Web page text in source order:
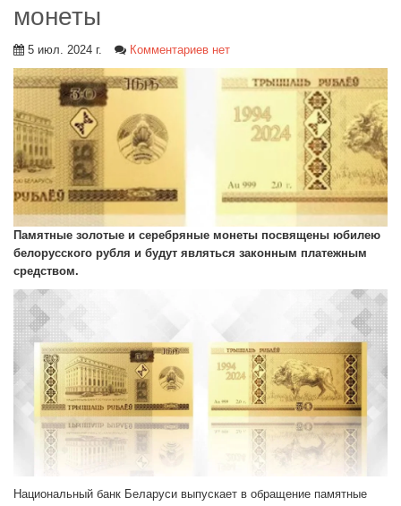
монеты
5 июл. 2024 г. Комментариев нет
Памятные золотые и серебряные монеты посвящены юбилею
белорусского рубля и будут являться законным платежным
средством.
Национальный банк Беларуси выпускает в обращение памятные